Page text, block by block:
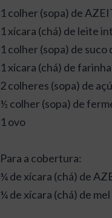
1 colher (sopa) de
1 xícara (chá) de leite
1 colher (sopa) de suco
1 xícara (chá) de
2 colheres (sopa) de
½ colher (sopa) de
1 ovo
Para a cobertura:
¼ de xícara (chá) de
¼ de xícara (chá) de mel